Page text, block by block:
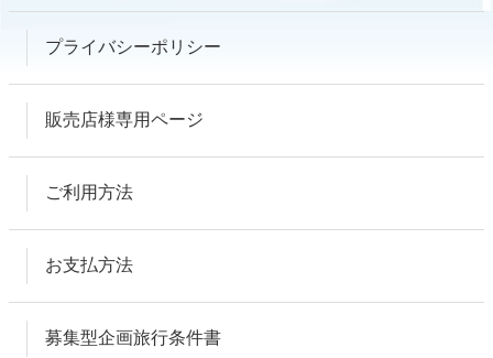
プライバシーポリシー
販売店様専用ページ
ご利用方法
お支払方法
募集型企画旅行条件書